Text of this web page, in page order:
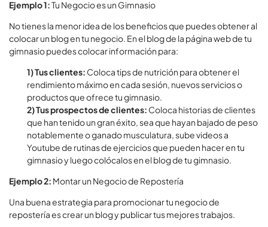
Ejemplo 1:Tu Negocio es un Gimnasio
No tienes la menor idea de los beneficios que puedes obtener al
colocar un blog en tu negocio. En el blog de la página web de tu
gimnasio puedes colocar información para:
1) Tus clientes: Coloca tips de nutrición para obtener el
rendimiento máximo en cada sesión, nuevos servicios o
productos que ofrece tu gimnasio.
2) Tus prospectos de clientes: Coloca historias de clientes
que han tenido un gran éxito, sea que hayan bajado de peso
notablemente o ganado musculatura, sube videos a
Youtube de rutinas de ejercicios que pueden hacer en tu
gimnasio y luego colócalos en el blog de tu gimnasio.
Ejemplo 2: Montar un Negocio de Repostería
Una buena estrategia para promocionar tu negocio de
repostería es crear un blog y publicar tus mejores trabajos.